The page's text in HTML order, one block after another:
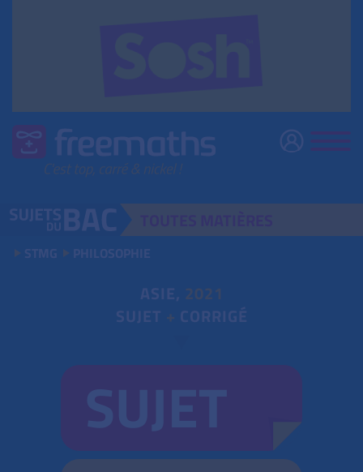
STMG PHILOSOPHIE
ASIE, 2021
SUJET + CORRIGÉ